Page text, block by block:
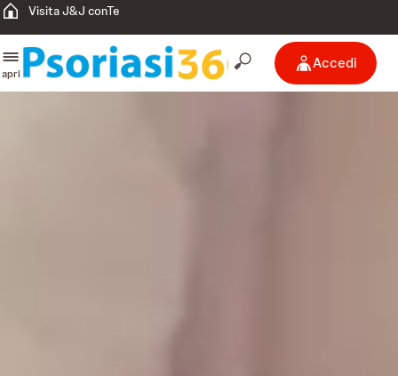
Visita J&J conTe
apri
Accedi